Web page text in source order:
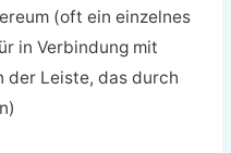
(oft ein einzelnes
in Verbindung mit
der Leiste, das durch